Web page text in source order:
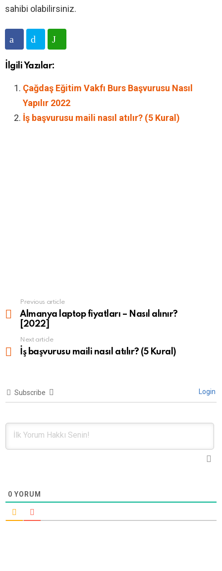
sahibi olabilirsiniz.
İlgili Yazılar:
Çağdaş Eğitim Vakfı Burs Başvurusu Nasıl
Yapılır 2022
İş başvurusu maili nasıl atılır? (5 Kural)
more
Previous article
Almanya laptop fiyatları – Nasıl alınır?
[2022]
Next article
İş başvurusu maili nasıl atılır? (5 Kural)
Subscribe Login
0 YORUM